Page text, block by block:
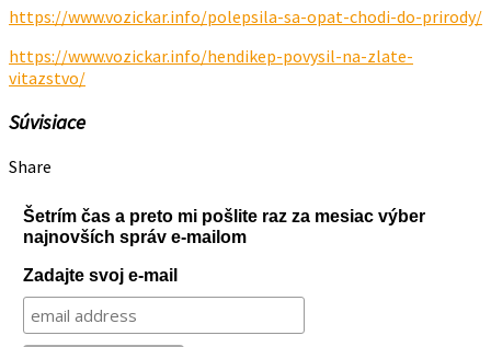
https://www.vozickar.info/polepsila-sa-opat-chodi-do-prirody/
https://www.vozickar.info/hendikep-povysil-na-zlate-
vitazstvo/
Súvisiace
Share
Šetrím čas a preto mi pošlite raz za mesiac výber
najnovších správ e-mailom
Zadajte svoj e-mail